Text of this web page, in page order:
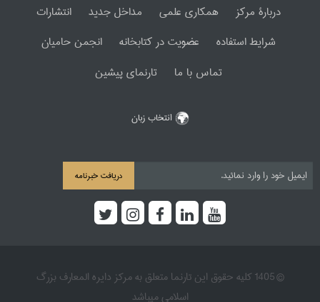
دربارۀ مرکز همکاری علمی مداخل جدید
انتشارات
شرایط استفاده
عضویت در کتابخانه
انجمن حامیان
تماس با ما
تارنمای پیشین
انتخاب زبان
دریافت خبرنامه
© 1405 کلیه حقوق این تارنما متعلق به مرکز دایره المعارف بزرگ
اسلامی میباشد